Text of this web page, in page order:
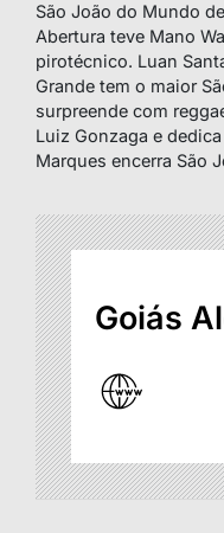
São João do Mundo
Abertura teve Mano
pirotécnico. Luan
Grande tem o maior
surpreende com
Luiz Gonzaga e
Marques encerra São
Goiás